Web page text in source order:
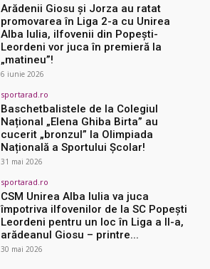
Arădenii Giosu și Jorza au ratat
promovarea în Liga 2-a cu Unirea
Alba Iulia, ilfovenii din Popești-
Leordeni vor juca în premieră la
„matineu”!
6 iunie 2026
sportarad.ro
Baschetbalistele de la Colegiul
Național „Elena Ghiba Birta” au
cucerit „bronzul” la Olimpiada
Națională a Sportului Școlar!
31 mai 2026
sportarad.ro
CSM Unirea Alba Iulia va juca
împotriva ilfovenilor de la SC Popeşti
Leordeni pentru un loc în Liga a II-a,
arădeanul Giosu – printre...
30 mai 2026